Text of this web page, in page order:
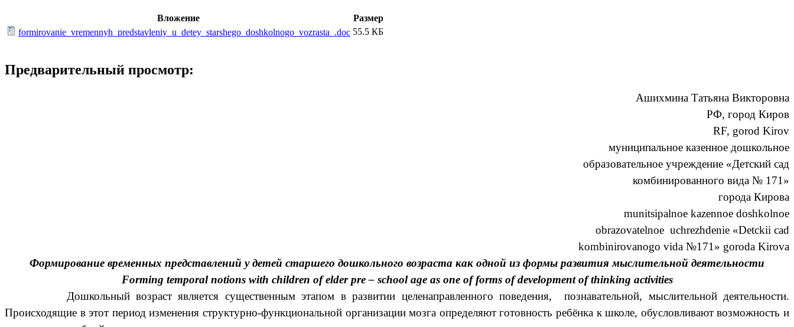
Вложение
Размер
formirovanie_vremennyh_predstavleniy_u_detey_starshego_doshkolnogo_vozrasta_.doc 55.5 КБ
Предварительный просмотр:
Ашихмина Татьяна Викторовна
РФ, город Киров
RF, gorod Kirov
муниципальное казенное дошкольное
образовательное учреждение «Детский сад
комбинированного вида № 171»
города Кирова
munitsipalnoe kazennoe doshkolnoe
obrazovatelnoe uchrezhdenie «Detckii cad
kombinirovanogo vida №171» goroda Kirova
Формирование временных представлений у детей старшего дошкольного возраста как одной из формы развития мыслительной деятельности
Forming temporal notions with children of elder pre – school age as one of forms of development of thinking activities
Дошкольный возраст является существенным этапом в развитии целенаправленного поведения, познавательной, мыслительной деятельности.
Происходящие в этот период изменения структурно-функциональной организации мозга определяют готовность ребёнка к школе, обусловливают возможность и